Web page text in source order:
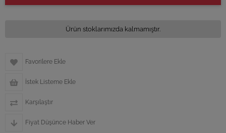
Ürün stoklarımızda kalmamıştır.
Favorilere Ekle
İstek Listeme Ekle
Karşılaştır
Fiyat Düşünce Haber Ver